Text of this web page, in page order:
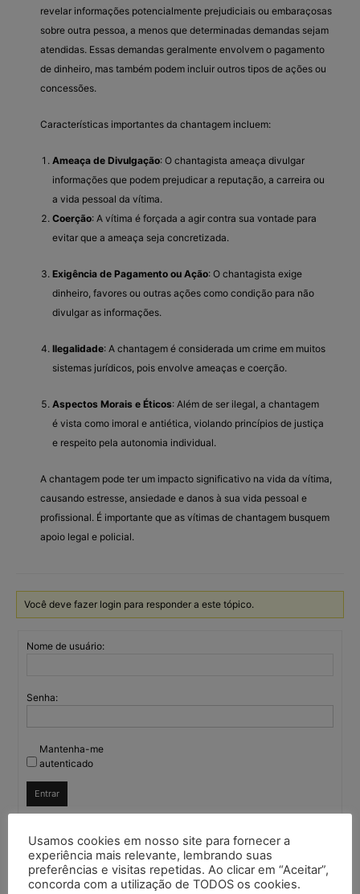
revelar informações potencialmente prejudiciais ou embaraçosas
sobre outra pessoa, a menos que determinadas demandas sejam
atendidas. Essas demandas geralmente envolvem o pagamento
de dinheiro, mas também podem incluir outros tipos de ações ou
concessões.
Características importantes da chantagem incluem:
Ameaça de Divulgação: O chantagista ameaça divulgar
informações que podem prejudicar a reputação, a carreira ou
a vida pessoal da vítima.
Coerção: A vítima é forçada a agir contra sua vontade para
evitar que a ameaça seja concretizada.
Exigência de Pagamento ou Ação: O chantagista exige
dinheiro, favores ou outras ações como condição para não
divulgar as informações.
Ilegalidade: A chantagem é considerada um crime em muitos
sistemas jurídicos, pois envolve ameaças e coerção.
Aspectos Morais e Éticos: Além de ser ilegal, a chantagem
é vista como imoral e antiética, violando princípios de justiça
e respeito pela autonomia individual.
A chantagem pode ter um impacto significativo na vida da vítima,
causando estresse, ansiedade e danos à sua vida pessoal e
profissional. É importante que as vítimas de chantagem busquem
apoio legal e policial.
Você deve fazer login para responder a este tópico.
Nome de usuário:
Senha:
Mantenha-me
autenticado
Entrar
Continuar comGoogle
Usamos cookies em nosso site para fornecer a
experiência mais relevante, lembrando suas
preferências e visitas repetidas. Ao clicar em “Aceitar”,
concorda com a utilização de TODOS os cookies.